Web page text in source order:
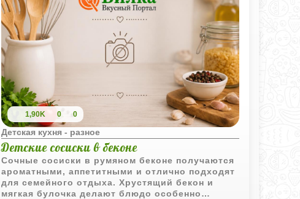
1,90K 0 0
Детская кухня - разное
Детские сосиски в беконе
Сочные сосиски в румяном беконе получаются
ароматными, аппетитными и отлично подходят
для семейного отдыха. Хрустящий бекон и
мягкая булочка делают блюдо особенно